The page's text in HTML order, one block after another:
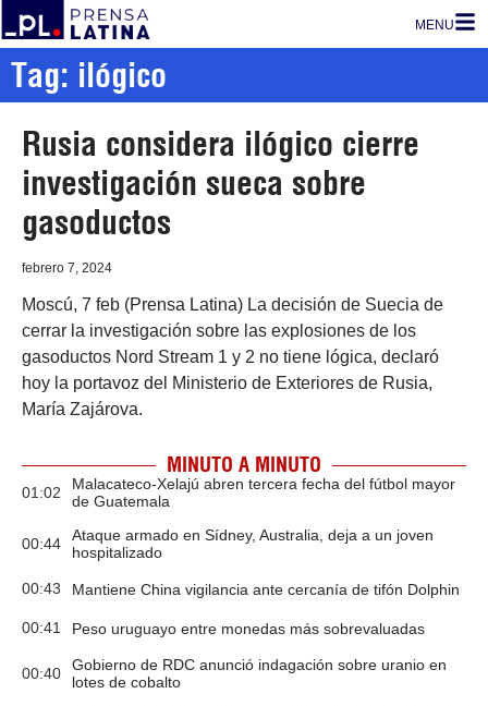
MENU
Tag: ilógico
Rusia considera ilógico cierre
investigación sueca sobre
gasoductos
febrero 7, 2024
Moscú, 7 feb (Prensa Latina) La decisión de Suecia de
cerrar la investigación sobre las explosiones de los
gasoductos Nord Stream 1 y 2 no tiene lógica, declaró
hoy la portavoz del Ministerio de Exteriores de Rusia,
María Zajárova.
MINUTO A MINUTO
01:02
Malacateco-Xelajú abren tercera fecha del fútbol mayor
de Guatemala
00:44
Ataque armado en Sídney, Australia, deja a un joven
hospitalizado
00:43 Mantiene China vigilancia ante cercanía de tifón Dolphin
00:41 Peso uruguayo entre monedas más sobrevaluadas
00:40
Gobierno de RDC anunció indagación sobre uranio en
lotes de cobalto